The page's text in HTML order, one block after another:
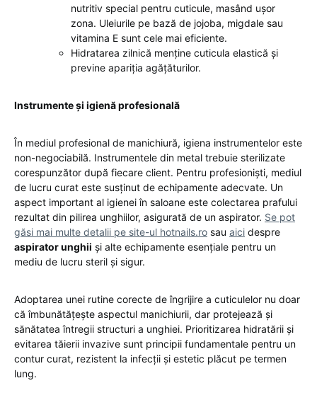
nutritiv special pentru cuticule, masând ușor
zona. Uleiurile pe bază de jojoba, migdale sau
vitamina E sunt cele mai eficiente.
Hidratarea zilnică menține cuticula elastică și
previne apariția agățăturilor.
Instrumente și igienă profesională
În mediul profesional de manichiură, igiena instrumentelor este
non-negociabilă. Instrumentele din metal trebuie sterilizate
corespunzător după fiecare client. Pentru profesioniști, mediul
de lucru curat este susținut de echipamente adecvate. Un
aspect important al igienei în saloane este colectarea prafului
rezultat din pilirea unghiilor, asigurată de un aspirator. Se pot
găsi mai multe detalii pe site-ul hotnails.ro sau aici despre
aspirator unghii și alte echipamente esențiale pentru un
mediu de lucru steril și sigur.
Adoptarea unei rutine corecte de îngrijire a cuticulelor nu doar
că îmbunătățește aspectul manichiurii, dar protejează și
sănătatea întregii structuri a unghiei. Prioritizarea hidratării și
evitarea tăierii invazive sunt principii fundamentale pentru un
contur curat, rezistent la infecții și estetic plăcut pe termen
lung.